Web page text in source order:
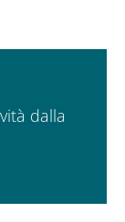
dalla